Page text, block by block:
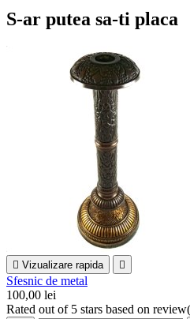
S-ar putea sa-ti placa
 Vizualizare rapida 
Sfesnic de metal
100,00 lei
Rated out of 5 stars based on